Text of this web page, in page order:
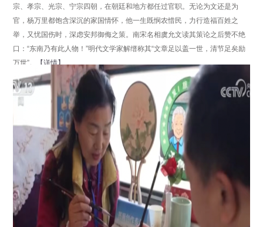
宗、孝宗、光宗、宁宗四朝，在朝廷和地方都任过官职。无论为文还是为
官，杨万里都饱含深沉的家国情怀，他一生既悯农惜民，力行造福百姓之
举，又忧国伤时，深虑安邦御侮之策。南宋名相虞允文读其策论之后赞不绝
口：“东南乃有此人物！”明代文学家解缙称其“文章足以盖一世，清节足矣励
万世”。
【详情】
分享 点击数：28140